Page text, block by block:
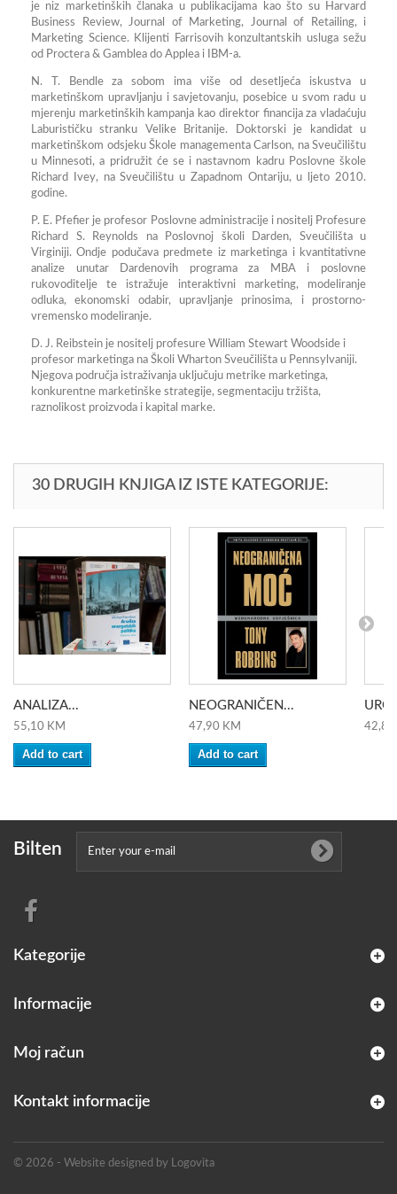
je niz marketinških članaka u publikacijama kao što su Harvard
Business Review, Journal of Marketing, Journal of Retailing, i
Marketing Science. Klijenti Farrisovih konzultantskih usluga sežu
od Proctera & Gamblea do Applea i IBM-a.
N. T. Bendleza sobom ima više od desetljeća iskustva u
marketinškom upravljanju i savjetovanju, posebice u svom radu u
mjerenju marketinških kampanja kao direktor financija za vladaćuju
Laburističku stranku Velike Britanije. Doktorski je kandidat u
marketinškom odsjeku Škole managementa Carlson, na Sveučilištu
u Minnesoti, a pridružit će se i nastavnom kadru Poslovne škole
Richard Ivey, na Sveučilištu u Zapadnom Ontariju, u ljeto 2010.
godine.
P. E. Pfefier je profesor Poslovne administracije i nositelj Profesure
Richard S. Reynolds na Poslovnoj školi Darden, Sveučilišta u
Virginiji. Ondje podučava predmete iz marketinga i kvantitativne
analize unutar Dardenovih programa za MBA i poslovne
rukovoditelje te istražuje interaktivni marketing, modeliranje
odluka, ekonomski odabir, upravljanje prinosima, i prostorno-
vremensko modeliranje.
D. J. Reibstein je nositelj profesure William Stewart Woodside i
profesor marketinga na Školi Wharton Sveučilišta u Pennsylvaniji.
Njegova područja istraživanja uključuju metrike marketinga,
konkurentne marketinške strategije, segmentaciju tržišta,
raznolikost proizvoda i kapital marke.
30 DRUGIH KNJIGA IZ ISTE KATEGORIJE:
ANALIZA...
55,10 KM
Add to cart
NEOGRANIČEN...
47,90 KM
Add to cart
42,80
Bilten
Kategorije
Informacije
© 2026 - Website designed by Logovita
Moj račun
Kontakt informacije